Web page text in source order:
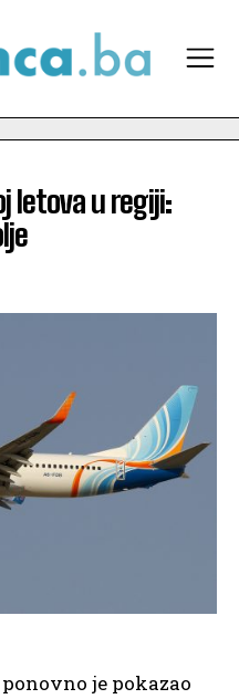
letova u regiji:
je pokazao